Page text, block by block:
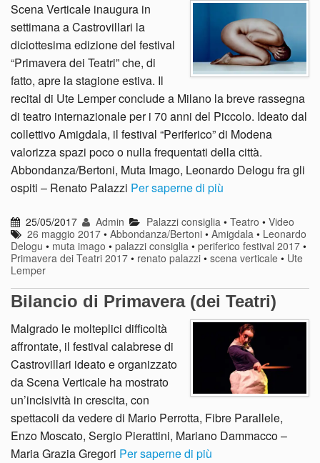
Scena Verticale inaugura in
settimana a Castrovillari la
diciottesima edizione del festival
“Primavera dei Teatri” che, di
fatto, apre la stagione estiva. Il
recital di Ute Lemper conclude a Milano la breve rassegna
di teatro internazionale per i 70 anni del Piccolo. Ideato dal
collettivo Amigdala, il festival “Periferico” di Modena
valorizza spazi poco o nulla frequentati della città.
Abbondanza/Bertoni, Muta Imago, Leonardo Delogu fra gli
ospiti – Renato Palazzi Per saperne di più
25/05/2017 Admin Palazzi consiglia• Teatro • Video
26 maggio 2017 •Abbondanza/Bertoni •Amigdala • Leonardo
Delogu • muta imago • palazzi consiglia • periferico festival 2017 •
Primavera dei Teatri 2017 • renato palazzi • scena verticale • Ute
Lemper
Bilancio di Primavera (dei Teatri)
Malgrado le molteplici difficoltà
affrontate, il festival calabrese di
Castrovillari ideato e organizzato
da Scena Verticale ha mostrato
un’incisività in crescita, con
spettacoli da vedere di Mario Perrotta, Fibre Parallele,
Enzo Moscato, Sergio Pierattini, Mariano Dammacco –
Maria Grazia Gregori Per saperne di più